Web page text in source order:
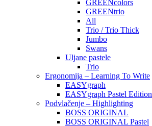
GREENcolors
GREENtrio
All
Trio / Trio Thick
Jumbo
Swans
Uljane pastele
Trio
Ergonomija – Learning To Write
EASYgraph
EASYgraph Pastel Edition
Podvlačenje – Highlighting
BOSS ORIGINAL
BOSS ORIGINAL Pastel